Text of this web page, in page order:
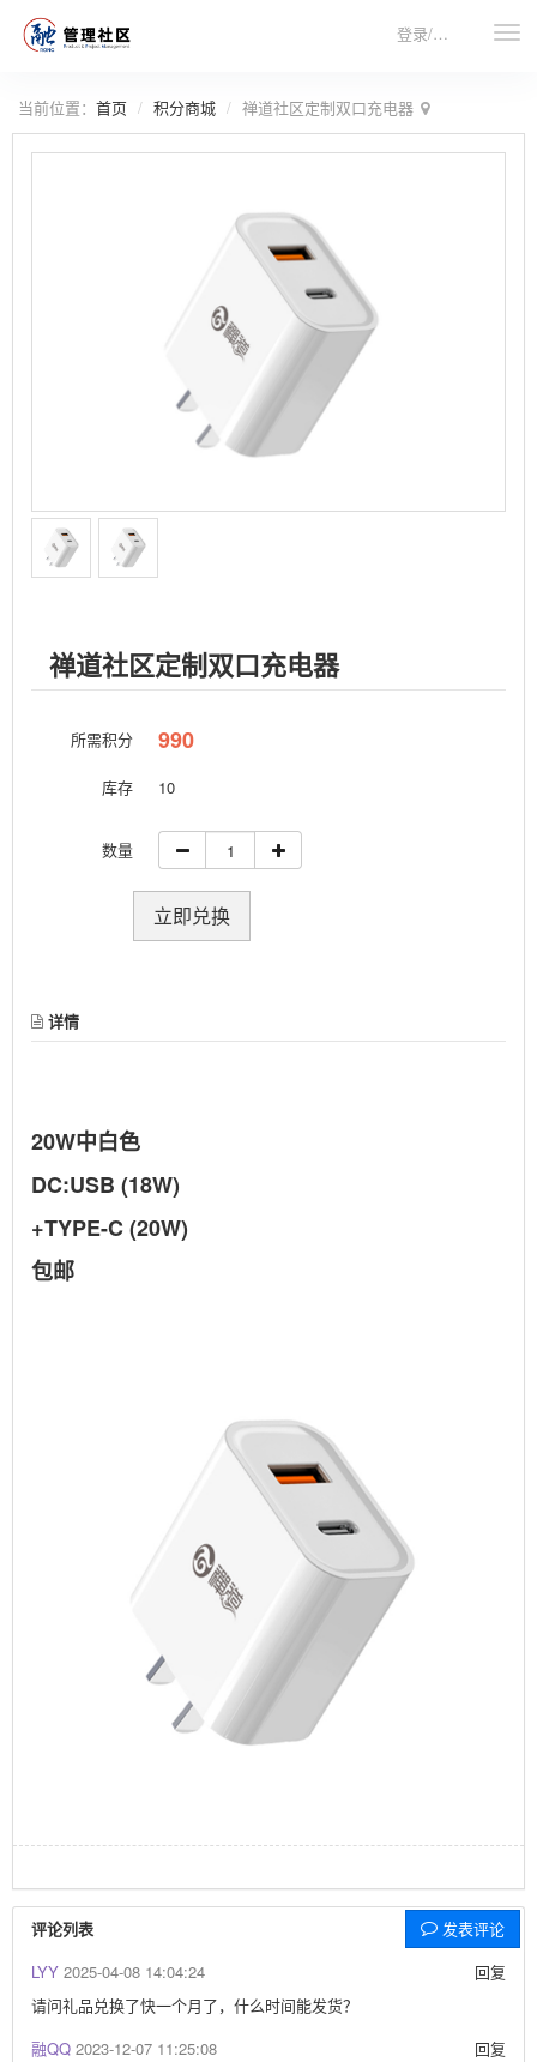
登录/注册
当前位置： 首页 积分商城 禅道社区定制双口充电器
禅道社区定制双口充电器
所需积分 990
库存 10
数量
立即兑换
详情
20W中白色
DC:USB (18W)
+TYPE-C (20W)
包邮
发表评论
评论列表
LYY 2025-04-08 14:04:24
回复
请问礼品兑换了快一个月了，什么时间能发货？
融QQ 2023-12-07 11:25:08
回复